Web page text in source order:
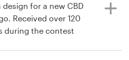
de logotipo
design for a new CBD
120
during the contest